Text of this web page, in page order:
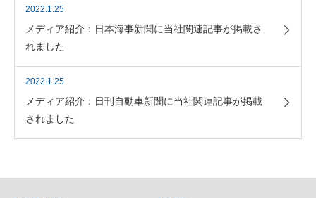
2022.1.25
メディア紹介：日本海事新聞に当社関連記事が掲載さ
れました
2022.1.25
メディア紹介：日刊自動車新聞に当社関連記事が掲載
されました